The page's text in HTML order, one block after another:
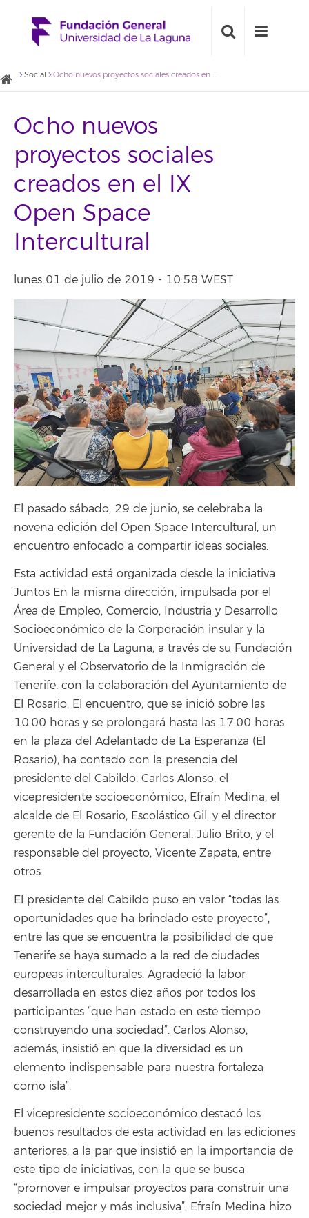
Social Ocho nuevos proyectos sociales creados en el IX Open Space Intercultural
Ocho nuevos
proyectos sociales
creados en el IX
Open Space
Intercultural
lunes 01 de julio de 2019 - 10:58 WEST
El pasado sábado, 29 de junio, se celebraba la
novena edición del Open Space Intercultural, un
encuentro enfocado a compartir ideas sociales.
Esta actividad está organizada desde la iniciativa
Juntos En la misma dirección, impulsada por el
Área de Empleo, Comercio, Industria y Desarrollo
Socioeconómico de la Corporación insular y la
Universidad de La Laguna, a través de su Fundación
General y el Observatorio de la Inmigración de
Tenerife, con la colaboración del Ayuntamiento de
El Rosario. El encuentro, que se inició sobre las
10.00 horas y se prolongará hasta las 17.00 horas
en la plaza del Adelantado de La Esperanza (El
Rosario), ha contado con la presencia del
presidente del Cabildo, Carlos Alonso, el
vicepresidente socioeconómico, Efraín Medina, el
alcalde de El Rosario, Escolástico Gil, y el director
gerente de la Fundación General, Julio Brito, y el
responsable del proyecto, Vicente Zapata, entre
otros.
El presidente del Cabildo puso en valor “todas las
oportunidades que ha brindado este proyecto”,
entre las que se encuentra la posibilidad de que
Tenerife se haya sumado a la red de ciudades
europeas interculturales. Agradeció la labor
desarrollada en estos diez años por todos los
participantes “que han estado en este tiempo
construyendo una sociedad”. Carlos Alonso,
además, insistió en que la diversidad es un
elemento indispensable para nuestra fortaleza
como isla”.
El vicepresidente socioeconómico destacó los
buenos resultados de esta actividad en las ediciones
anteriores, a la par que insistió en la importancia de
este tipo de iniciativas, con la que se busca
“promover e impulsar proyectos para construir una
sociedad mejor y más inclusiva”. Efraín Medina hizo